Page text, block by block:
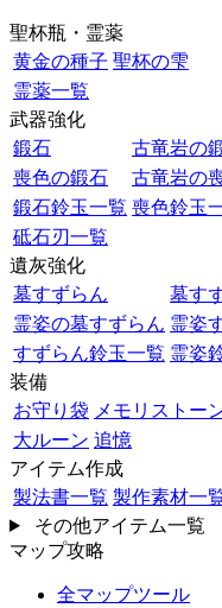
聖杯瓶・霊薬
黄金の種子 聖杯の雫
霊薬一覧
武器強化
鍛石
古竜岩の
喪色の鍛石
古竜岩の
鍛石鈴玉一覧 喪色鈴玉
砥石刃一覧
遺灰強化
墓すずらん
墓す
霊姿の墓すずらん 霊姿
すずらん鈴玉一覧 霊姿
装備
お守り袋 メモリストー
大ルーン 追憶
アイテム作成
製法書一覧 製作素材一
その他アイテム一覧
マップ攻略
全マップツール